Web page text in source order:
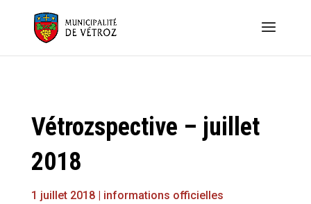
Vétrozspective – juillet
2018
1 juillet 2018| informations officielles